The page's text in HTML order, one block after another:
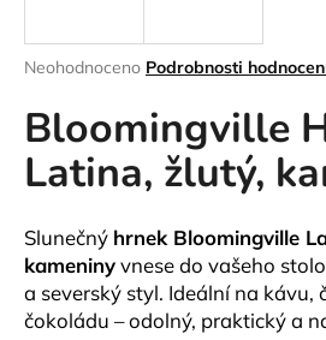
Průměrné
produktu
je
0,0
z
hvězdiček.
Neohodnoceno Podrobnosti
Bloomingville
Latina, žlutý,
Slunečný hrnek Bloomingville
kameninyvnese do vašeho
a severský styl. Ideální na kávu,
čokoládu – odolný, praktický a
j
t
?
HLEDAT